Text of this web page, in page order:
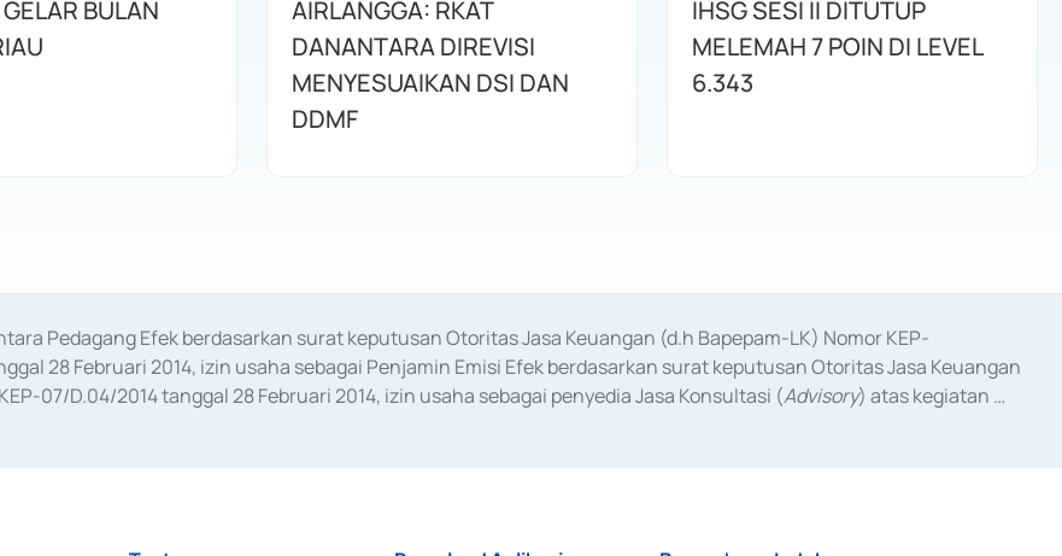
BULAN
AIRLANGGA: RKAT
DANANTARA DIREVISI
MENYESUAIKAN DSI DAN
DDMF
IHSG SESI II DITUTUP
MELEMAH 7 POIN DI LEVEL
6.343
Pedagang Efek berdasarkan surat keputusan Otoritas Jasa Keuangan (d.h Bapepam-LK) Nomor KEP-
28 Februari 2014, izin usaha sebagai Penjamin Emisi Efek berdasarkan surat keputusan Otoritas Jasa Keuangan
07/D.04/2014 tanggal 28 Februari 2014, izin usaha sebagai penyedia Jasa Konsultasi (Advisory) atas kegiatan